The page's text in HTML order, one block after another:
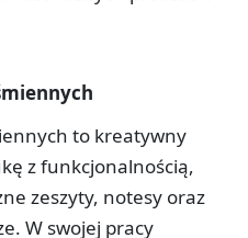
to kreatywny
z funkcjonalnością,
zeszyty, notesy oraz
W swojej pracy